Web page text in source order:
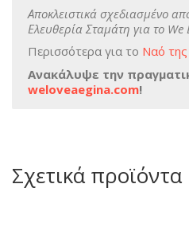
Αποκλειστικά σχεδιασμένο
Ελευθερία Σταμάτη για το
Περισσότερα για το Ναό της
Ανακάλυψε την
weloveaegina.com!
Σχετικά προϊόντα